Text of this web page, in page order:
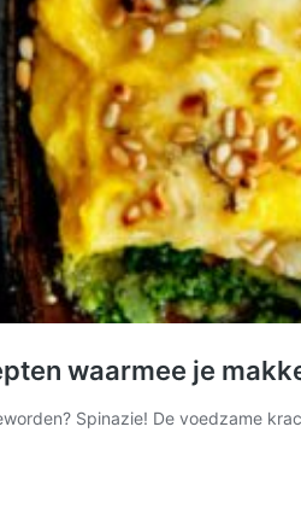
waarmee je
Spinazie! De voedzame